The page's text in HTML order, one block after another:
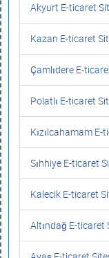
Akyurt E-ticaret
Kazan E-ticaret
Çamlıdere E-
Polatlı E-ticaret
Kızılcahamam
Sıhhiye E-ticaret
Kalecik E-ticaret
Altındağ E-ticaret